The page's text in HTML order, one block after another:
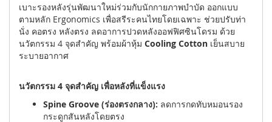
เบาะรองหลังรุ่นพัฒนาใหม่ร่วมกับนักกายภาพบำบัด ออกแบบ
ตามหลัก Ergonomics เพื่อสรีระคนไทยโดยเฉพาะ ช่วยปรับท่า
นั่ง คอตรง หลังตรง ลดอาการปวดหลังออฟฟิศซินโดรม ด้วย
นวัตกรรม 4 จุดสำคัญ พร้อมผ้าหุ้ม Cooling Cotton เย็นสบาย
ระบายอากาศ
นวัตกรรม 4 จุดสำคัญ เพื่อหลังที่แข็งแรง
Spine Groove (ร่องตรงกลาง): ลดการกดทับหมอนรอง
กระดูกสันหลังโดยตรง